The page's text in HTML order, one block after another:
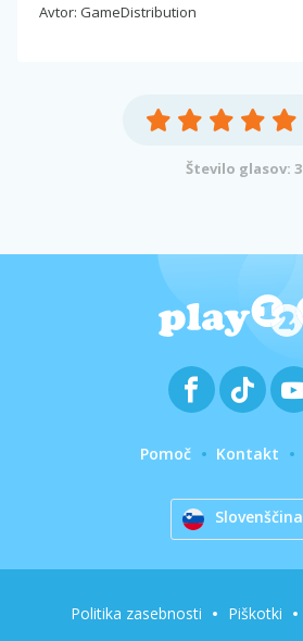
Avtor: GameDistribution
Število glasov: 3
Pomoč Kontakt
Slovenščina
Politika zasebnosti Piškotki